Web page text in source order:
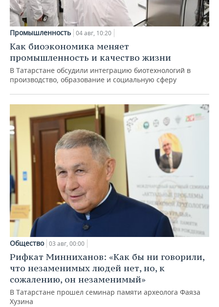
Промышленность 04 авг, 10:20
Как биоэкономика меняет
промышленность и качество жизни
В Татарстане обсудили интеграцию биотехнологий в
производство, образование и социальную сферу
Общество 03 авг, 00:00
Рифкат Минниханов: «Как бы ни говорили,
что незаменимых людей нет, но, к
сожалению, он незаменимый»
В Татарстане прошел семинар памяти археолога Фаяза
Хузина